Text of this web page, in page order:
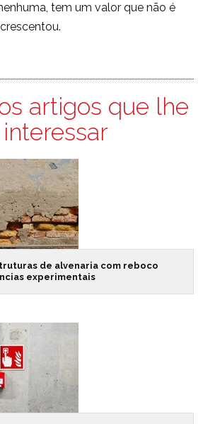
tem um valor que não é
artigos que lhe
de alvenaria com reboco
experimentais